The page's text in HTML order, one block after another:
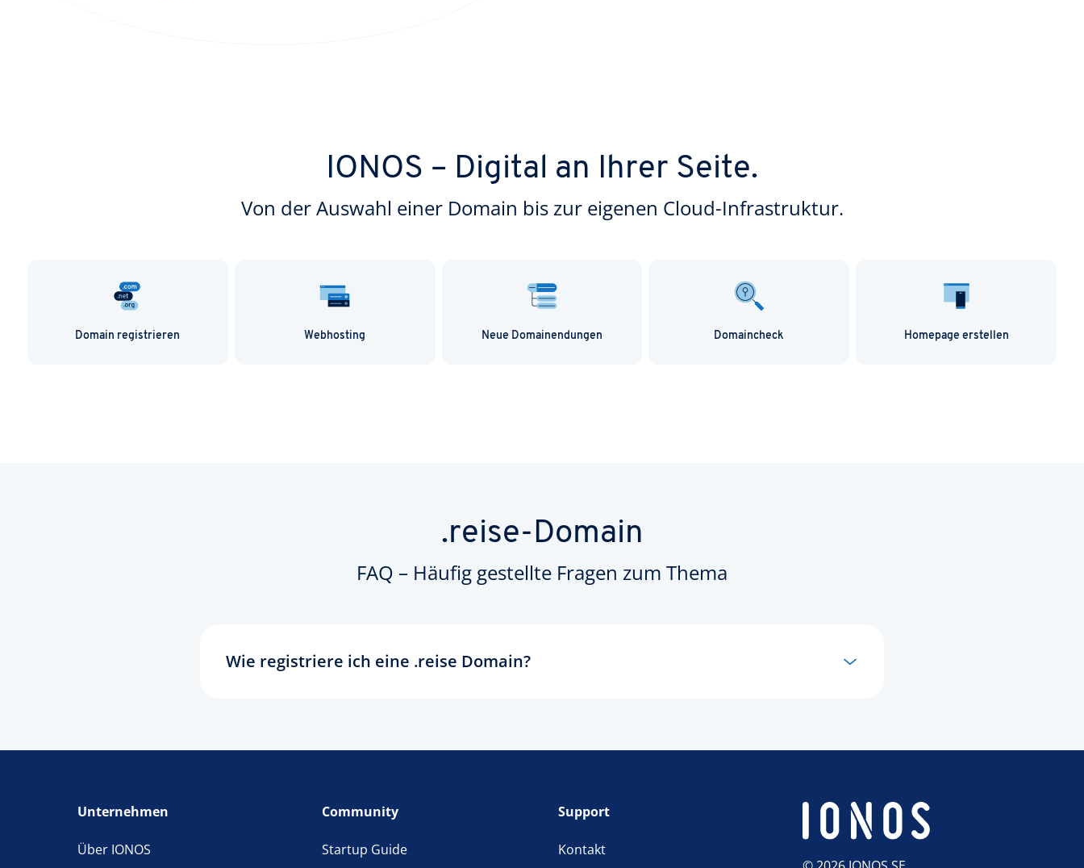
IONOS – Digital an Ihrer Seite.
Von der Auswahl einer Domain bis zur eigenen Cloud-Infrastruktur.
Domain registrieren Webhosting Neue Domainendungen Domaincheck Homepage erstellen
.reise-Domain
FAQ – Häufig gestellte Fragen zum Thema
Wie registriere ich eine .reise Domain?
IONOS Sie regelmäßig über die aktuellen Entwicklungen auf dem Laufenden hält. Sichern Sie sich
Unternehmen
Über IONOS
Community
Startup Guide
Support
Kontakt